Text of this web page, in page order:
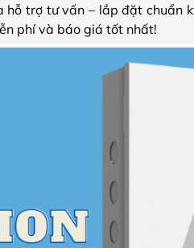
hỗ trợ tư vấn – lắp đặt chuẩn
phí và báo giá tốt nhất!